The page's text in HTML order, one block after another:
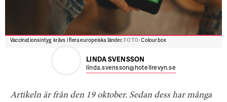
Vaccinationsintyg krävs i flera europeiska länder.FOTO: Colourbox
LINDA SVENSSON
linda.svensson@hotellrevyn.se
Artikeln är från den 19 oktober. Sedan dess har många